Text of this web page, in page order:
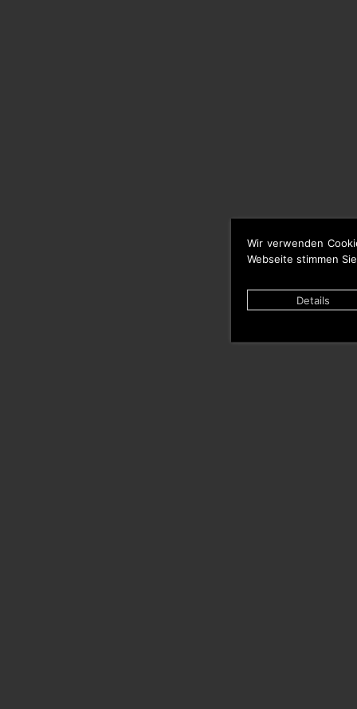
Wir verwenden
Webseite stimmen
Details